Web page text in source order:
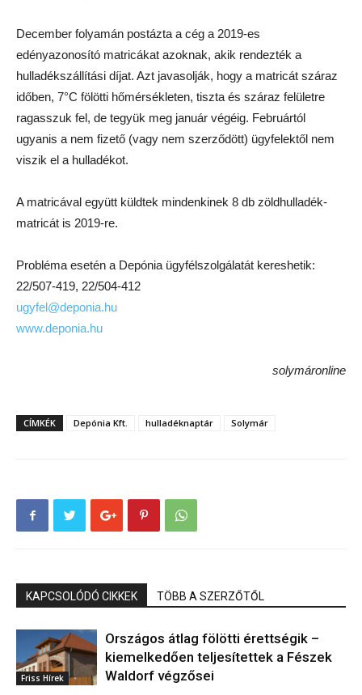
December folyamán postázta a cég a 2019-es
edényazonosító matricákat azoknak, akik rendezték a
hulladékszállítási díjat. Azt javasolják, hogy a matricát száraz
időben, 7°C fölötti hőmérsékleten, tiszta és száraz felületre
ragasszuk fel, de tegyük meg január végéig. Februártól
ugyanis a nem fizető (vagy nem szerződött) ügyfelektől nem
viszik el a hulladékot.
A matricával együtt küldtek mindenkinek 8 db zöldhulladék-
matricát is 2019-re.
Probléma esetén a Depónia ügyfélszolgálatát kereshetik:
22/507-419, 22/504-412
ugyfel@deponia.hu
www.deponia.hu
solymáronline
CÍMKÉK Depónia Kft. hulladéknaptár Solymár
KAPCSOLÓDÓ CIKKEK TÖBB A SZERZŐTŐL
Friss Hírek
Országos átlag fölötti érettségik –
kiemelkedően teljesítettek a Fészek
Waldorf végzősei